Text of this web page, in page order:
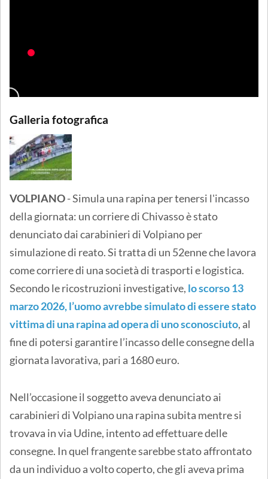
Galleria fotografica
VOLPIANO- Simula una rapina per tenersi l'incasso
della giornata: un corriere di Chivasso è stato
denunciato dai carabinieri di Volpiano per
simulazione di reato. Si tratta di un 52enne che lavora
come corriere di una società di trasporti e logistica.
Secondo le ricostruzioni investigative, lo scorso 13
marzo 2026, l’uomo avrebbe simulato di essere stato
vittima di una rapina ad opera di uno sconosciuto, al
fine di potersi garantire l’incasso delle consegne della
giornata lavorativa, pari a 1680 euro.
Nell’occasione il soggetto aveva denunciato ai
carabinieri di Volpiano una rapina subita mentre si
trovava in via Udine, intento ad effettuare delle
consegne. In quel frangente sarebbe stato affrontato
da un individuo a volto coperto, che gli aveva prima